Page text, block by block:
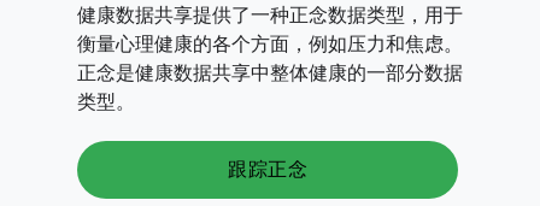
健康数据共享提供了一种正念数据类型，用于
衡量心理健康的各个方面，例如压力和焦虑。
正念是健康数据共享中整体健康的一部分数据
类型。
跟踪正念